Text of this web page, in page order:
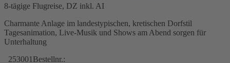
8-tägige Flugreise, DZ inkl. AI
Charmante Anlage im landestypischen, kretischen Dorfstil
Tagesanimation, Live-Musik und Shows am Abend sorgen für
Unterhaltung
253001 Bestellnr.: